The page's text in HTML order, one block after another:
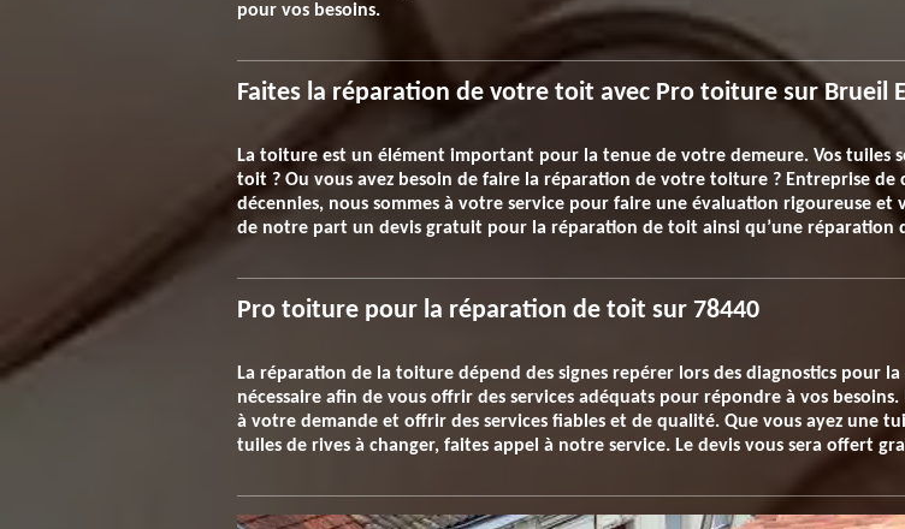
pour vos besoins.
Faites la réparation de votre toit avec Pro toiture sur Brueil
La toiture est un élément important pour la tenue de votre demeure. Vos tuiles
toit ? Ou vous avez besoin de faire la réparation de votre toiture ? Entreprise de
décennies, nous sommes à votre service pour faire une évaluation rigoureuse
de notre part un devis gratuit pour la réparation de toit ainsi qu’une réparation
Pro toiture pour la réparation de toit sur 78440
La réparation de la toiture dépend des signes repérer lors des diagnostics pour
nécessaire afin de vous offrir des services adéquats pour répondre à vos
à votre demande et offrir des services fiables et de qualité. Que vous ayez une
tuiles de rives à changer, faites appel à notre service. Le devis vous sera offert